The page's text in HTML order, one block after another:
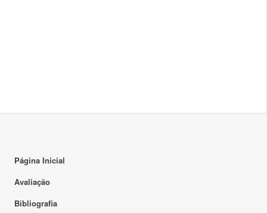
Página Inicial
Avaliação
Bibliografia